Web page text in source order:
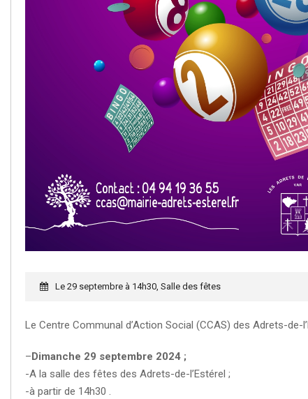
Le 29 septembre à 14h30, Salle des fêtes
Le Centre Communal d’Action Social (CCAS) des Adrets-de-
– Dimanche 29 septembre 2024 ;
-A la salle des fêtes des Adrets-de-l’Estérel ;
-à partir de 14h30 .